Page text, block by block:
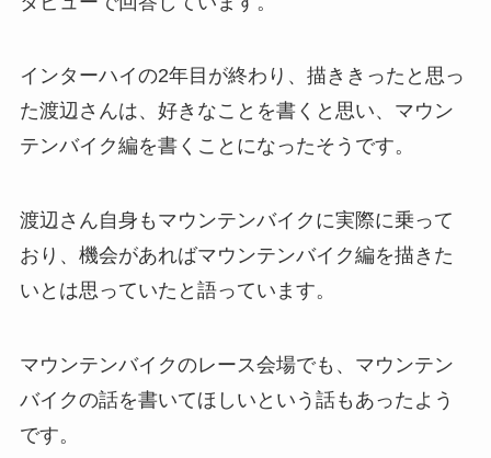
インターハイの2年目が終わり、描ききったと思っ
た渡辺さんは、好きなことを書くと思い、マウン
テンバイク編を書くことになったそうです。
渡辺さん自身もマウンテンバイクに実際に乗って
おり、機会があればマウンテンバイク編を描きた
いとは思っていたと語っています。
マウンテンバイクのレース会場でも、マウンテン
バイクの話を書いてほしいという話もあったよう
です。